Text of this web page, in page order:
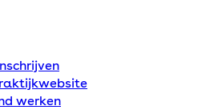
werken